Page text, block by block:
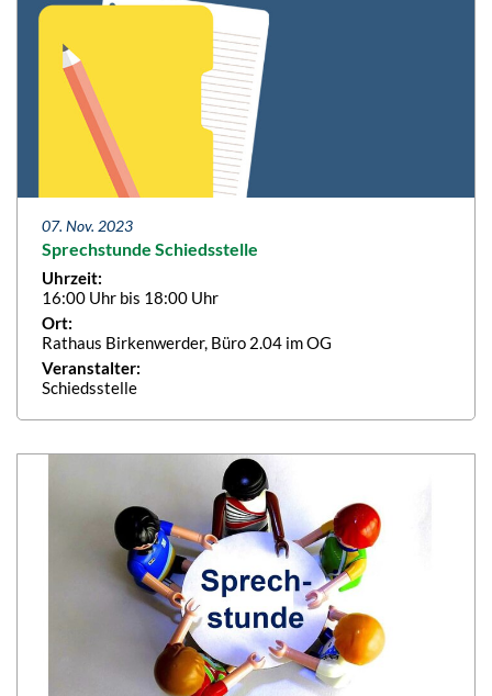
07. Nov. 2023
Sprechstunde Schiedsstelle
Uhrzeit:
16:00 Uhr bis 18:00 Uhr
Ort:
Rathaus Birkenwerder, Büro 2.04 im OG
Veranstalter:
Schiedsstelle